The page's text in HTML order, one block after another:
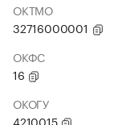
ОКТМО
32716000001
ОКФС
16
ОКОГУ
4210015